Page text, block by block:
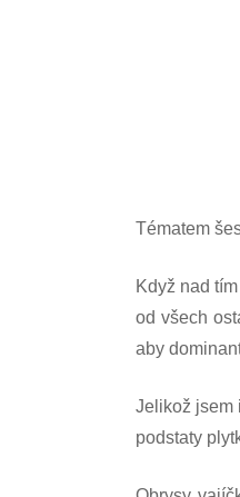
Tématem
Když nad
od všech
aby
Jelikož jsem
podstaty